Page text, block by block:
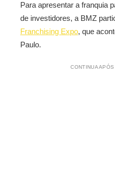
Para apresentar a franquia
de investidores, a BMZ
Franchising Expo, que
Paulo.
CONTINUA